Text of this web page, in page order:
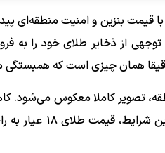
بنزین و امنیت منطقه‌ای
از ذخایر طلای خود را به
همان چیزی است که همبستگی
تصویر کاملا معکوس می‌شود.